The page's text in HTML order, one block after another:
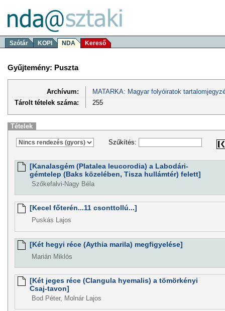
Szótár KOPI NDA Kereső
Gyűjtemény: Puszta
Archívum:
MATARKA: Magyar folyóiratok
Tárolt tételek száma:
255
Tételek
Szűkítés:
[Kanalasgém (Platalea leucorodia) a Labodári-
gémtelep (Baks közelében, Tisza hullámtér) felett]
Szőkefalvi-Nagy Béla
[Kecel főterén...11 csonttollú...]
Puskás Lajos
[Két hegyi réce (Aythia marila) megfigyelése]
Marián Miklós
[Két jeges réce (Clangula hyemalis) a tömörkényi
Csaj-tavon]
Bod Péter, Molnár Lajos